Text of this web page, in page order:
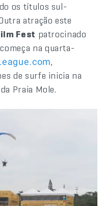
os títulos sul-
atração este
Fest patrocinado
na quarta-
,
de surfe inicia na
Praia Mole.